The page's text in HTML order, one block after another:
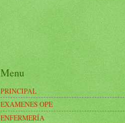
Menu
PRINCIPAL
EXAMENES OPE
ENFERMERÍA